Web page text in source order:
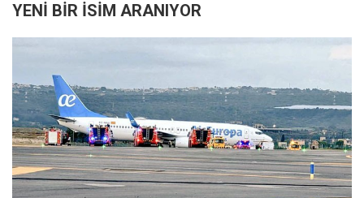
YENİ BİR İSİM ARANIYOR